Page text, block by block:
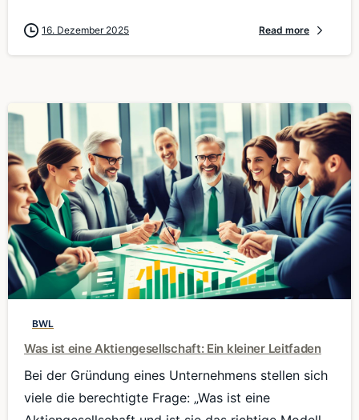
16. Dezember 2025 Read more
BWL
Was ist eine Aktiengesellschaft: Ein kleiner Leitfaden
Bei der Gründung eines Unternehmens stellen sich
viele die berechtigte Frage: „Was ist eine